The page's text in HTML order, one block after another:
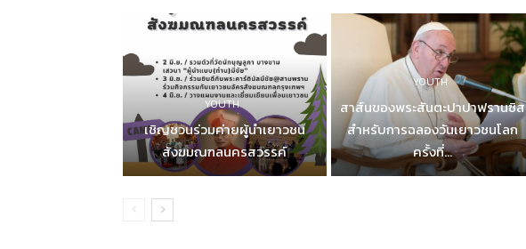
YOUTH
เชิญชวนร่วมค่ายผู้นำเยาวชน
สังฆมณฑลนครสวรรค์
YOUTH
สาส์นของพระสันตะปาปาฟรานซิส
สำหรับการฉลองวันเยาวชนโลก
ครั้งที่...